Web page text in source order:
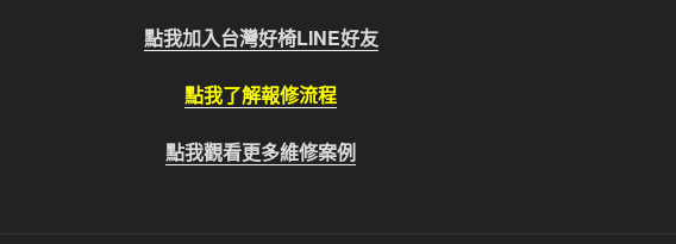
點我加入台灣好椅LINE好友
點我了解報修流程
點我觀看更多維修案例